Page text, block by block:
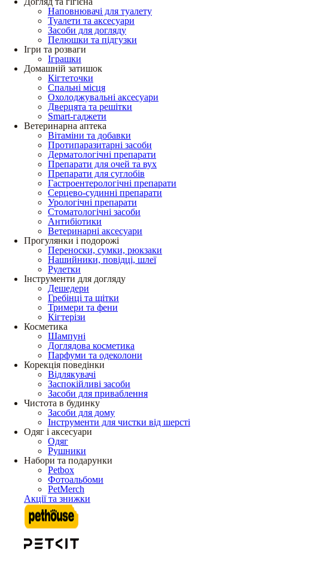
Наповнювачі для туалету
Туалети та аксесуари
Засоби для догляду
Пелюшки та підгузки
Ігри та розваги
Іграшки
Домашній затишок
Кігтеточки
Спальні місця
Охолоджувальні аксесуари
Дверцята та решітки
Smart-гаджети
Ветеринарна аптека
Вітаміни та добавки
Протипаразитарні засоби
Дерматологічні препарати
Препарати для очей та вух
Препарати для суглобів
Гастроентерологічні препарати
Серцево-судинні препарати
Урологічні препарати
Стоматологічні засоби
Антибіотики
Ветеринарні аксесуари
Прогулянки і подорожі
Переноски, сумки, рюкзаки
Нашийники, повідці, шлеї
Рулетки
Інструменти для догляду
Дешедери
Гребінці та щітки
Тримери та фени
Кігтерізи
Косметика
Шампуні
Доглядова косметика
Парфуми та одеколони
Корекція поведінки
Відлякувачі
Заспокійливі засоби
Засоби для приваблення
Чистота в будинку
Засоби для дому
Інструменти для чистки від шерсті
Одяг і аксесуари
Одяг
Рушники
Набори та подарунки
Petbox
Фотоальбоми
PetMerch
Акції та знижки